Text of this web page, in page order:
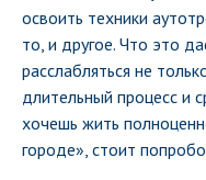
освоить техники
то, и другое. Что это
расслабляться не
длительный процесс и
хочешь жить
городе», стоит